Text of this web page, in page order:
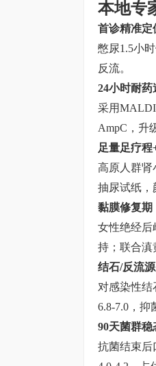
本地专
首诊精准定
憋尿1.5小
反流。
24小时耐药
采用
AmpC，升
足量足疗程
高原人群肾
抽尿试纸，
黏膜修复期
女性绝经后
持；联合滇
结石/反流
对感染性结
6.8-7.0，抑
90天菌群稳
抗菌结束后